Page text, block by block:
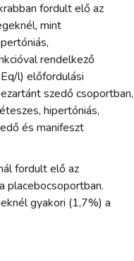
fordult elő az
mint
rendelkező
l) előfordulási
szedő csoportban,
hipertóniás,
és manifeszt
fordult elő az
placebocsoportban.
gyakori (1,7%) a